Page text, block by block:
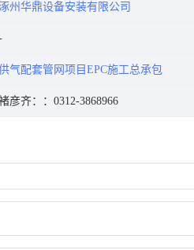
涿州华鼎设备安装有限公司
气配套管网项目EPC施工总承包
彦齐： ：0312-3868966